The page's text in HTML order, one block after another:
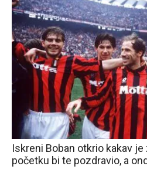
Iskreni Boban otkrio kakav je
početku bi te pozdravio, a